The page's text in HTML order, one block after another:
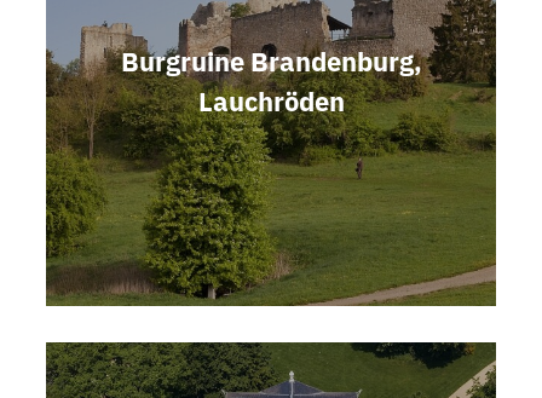
Burgruine Brandenburg,
Lauchröden